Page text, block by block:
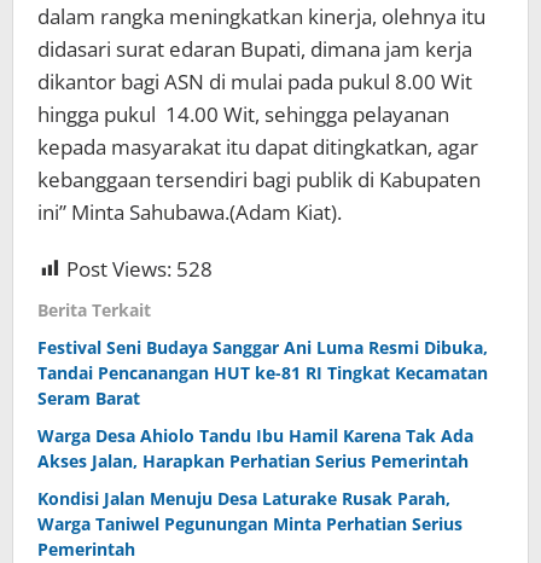
dalam rangka meningkatkan kinerja, olehnya itu
didasari surat edaran Bupati, dimana jam kerja
dikantor bagi ASN di mulai pada pukul 8.00 Wit
hingga pukul 14.00 Wit, sehingga pelayanan
kepada masyarakat itu dapat ditingkatkan, agar
kebanggaan tersendiri bagi publik di Kabupaten
ini” Minta Sahubawa.(Adam Kiat).
Post Views: 528
Berita Terkait
Festival Seni Budaya Sanggar Ani Luma Resmi Dibuka,
Tandai Pencanangan HUT ke-81 RI Tingkat Kecamatan
Seram Barat
Warga Desa Ahiolo Tandu Ibu Hamil Karena Tak Ada
Akses Jalan, Harapkan Perhatian Serius Pemerintah
Kondisi Jalan Menuju Desa Laturake Rusak Parah,
Warga Taniwel Pegunungan Minta Perhatian Serius
Pemerintah